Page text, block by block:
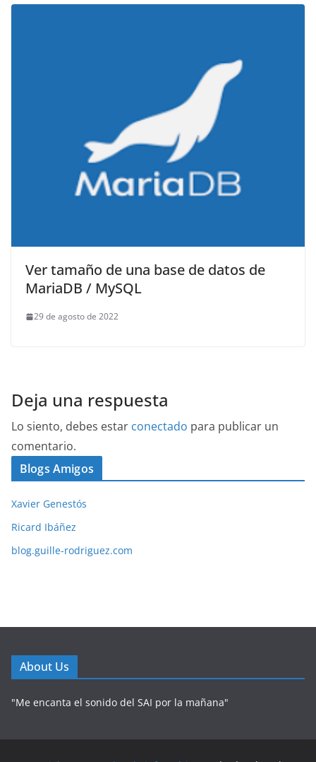
Ver tamaño de una base de datos de
MariaDB / MySQL
29 de agosto de 2022
Deja una respuesta
Lo siento, debes estar conectado para publicar un
comentario.
Blogs Amigos
Xavier Genestós
Ricard Ibáñez
blog.guille-rodriguez.com
About Us
"Me encanta el sonido del SAI por la mañana"